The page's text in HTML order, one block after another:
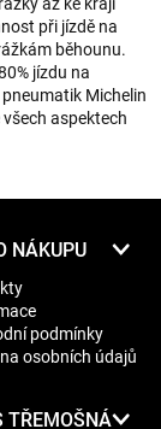
při jízdě na
běhounu.
jízdu na
Michelin
aspektech
NÁKUPU
podmínky
osobních údajů
TŘEMOŠNÁ